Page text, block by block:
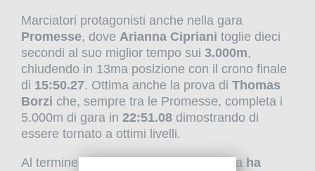
Marciatori protagonisti anche nella gara
Promesse, dove Arianna Cipriani toglie dieci
secondi al suo miglior tempo sui 3.000m,
chiudendo in 13ma posizione con il crono finale
di 15:50.27. Ottima anche la prova di Thomas
Borzi che, sempre tra le Promesse, completa i
5.000m di gara in 22:51.08 dimostrando di
essere tornato a ottimi livelli.
Al termine della manifestazione Ancona ha